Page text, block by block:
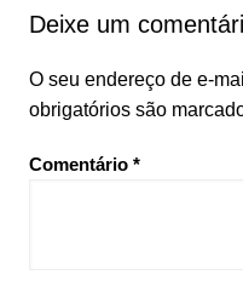
Deixe um
O seu endereço de e-
obrigatórios são
Comentário *